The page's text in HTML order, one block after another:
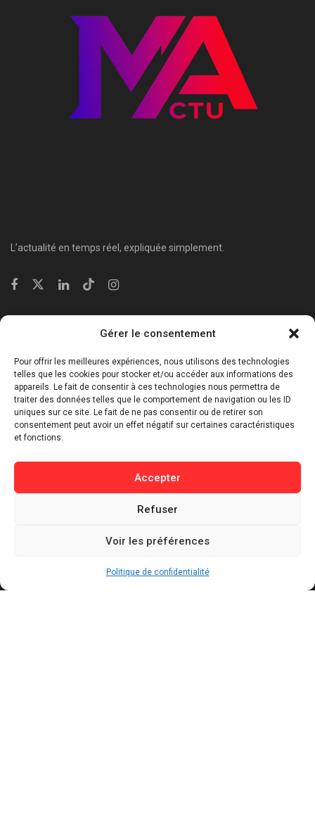
Gérer le consentement
Pour offrir les meilleures expériences, nous utilisons des technologies
telles que les cookies pour stocker et/ou accéder aux informations des
appareils. Le fait de consentir à ces technologies nous permettra de
traiter des données telles que le comportement de navigation ou les ID
uniques sur ce site. Le fait de ne pas consentir ou de retirer son
consentement peut avoir un effet négatif sur certaines caractéristiques
et fonctions.
Accepter
Refuser
Voir les préférences
Politique de confidentialité
L’actualité en temps réel, expliquée simplement.
Économie & Business
⁠Culture & Divertissement
⁠Tech & Innovation
Sport
Buzz / Insolite
Informations
Politique de cookies